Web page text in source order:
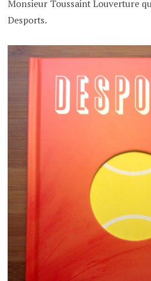
Monsieur Toussaint Louverture
Desports.